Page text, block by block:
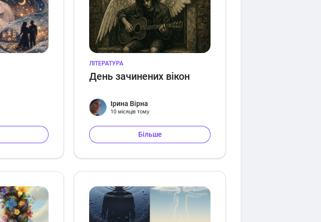
ЛІТЕРАТУРА
День зачинених вікон
Ірина Вірна
10 місяців тому
Більше